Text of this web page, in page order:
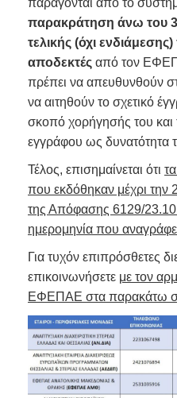
παράγονται από το
παρακράτηση άνω του
τελικής (όχι
αποδεκτές από τον
πρέπει να απευθυνθούν
να αιτηθούν το σχετικό
σκοπό χορήγησής του και
εγγράφου ως δυνατότητα
Τέλος, επισημαίνεται ότι
που εκδόθηκαν μέχρι την
της Απόφασης 6129/
ημερομηνία που
Για τυχόν επιπρόσθετες
επικοινωνήσετε με τον
ΕΦΕΠΑΕ στα παρακάτω